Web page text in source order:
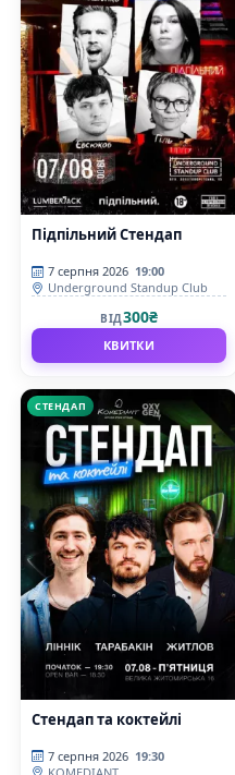
Підпільний Стендап
7 серпня 2026 19:00
Underground Standup Club
ВІД300₴
КВИТКИ
СТЕНДАП
Стендап та коктейлі
7 серпня 2026 19:30